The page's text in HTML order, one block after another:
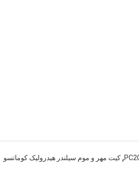
, کیت مهر و موم سیلندر هیدرولیک کوماتسو